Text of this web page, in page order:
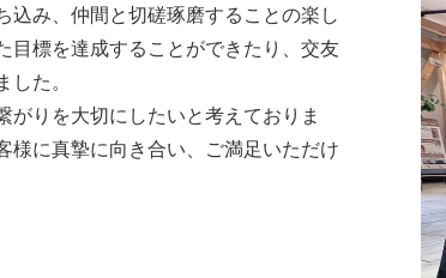
込み、仲間と切磋琢磨することの楽し
目標を達成することができたり、交友
た。
がりを大切にしたいと考えておりま
様に真摯に向き合い、ご満足いただけ